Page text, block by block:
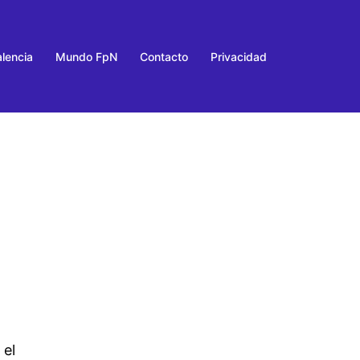
Mundo FpN Contacto Privacidad